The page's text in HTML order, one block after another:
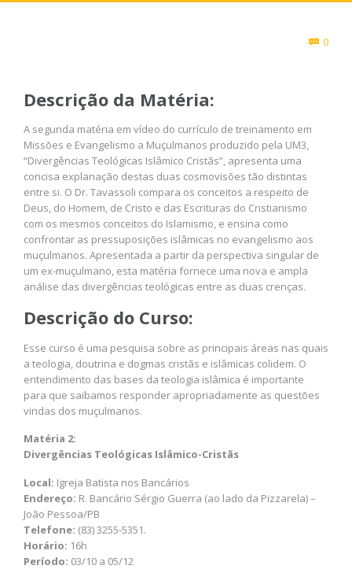
 0
Descrição da Matéria:
A segunda matéria em vídeo do currículo de treinamento em
Missões e Evangelismo a Muçulmanos produzido pela UM3,
“Divergências Teológicas Islâmico Cristãs”, apresenta uma
concisa explanação destas duas cosmovisões tão distintas
entre si. O Dr. Tavassoli compara os conceitos a respeito de
Deus, do Homem, de Cristo e das Escrituras do Cristianismo
com os mesmos conceitos do Islamismo, e ensina como
confrontar as pressuposições islâmicas no evangelismo aos
muçulmanos. Apresentada a partir da perspectiva singular de
um ex-muçulmano, esta matéria fornece uma nova e ampla
análise das divergências teológicas entre as duas crenças.
Descrição do Curso:
Esse curso é uma pesquisa sobre as principais áreas nas quais
a teologia, doutrina e dogmas cristãs e islâmicas colidem. O
entendimento das bases da teologia islâmica é importante
para que saibamos responder apropriadamente as questões
vindas dos muçulmanos.
Matéria 2:
Divergências Teológicas Islâmico-Cristãs
Local: Igreja Batista nos Bancários
Endereço: R. Bancário Sérgio Guerra (ao lado da Pizzarela) –
João Pessoa/PB
Telefone: (83) 3255-5351.
Horário: 16h
Período: 03/10 a 05/12